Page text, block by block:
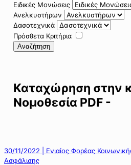
Ειδικές Μονώσεις
Ανελκυστήρων
Δασοτεχνικά
Πρόσθετα Κριτήρια
Αναζήτηση
Καταχώρηση στην
Νομοθεσία PDF -
30/11/2022 | Ενιαίος Φορέας
Ασφάλισης